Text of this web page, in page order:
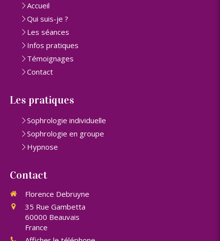
Accueil
Qui suis-je ?
Les séances
Infos pratiques
Témoignages
Contact
Les pratiques
Sophrologie individuelle
Sophrologie en groupe
Hypnose
Contact
Florence Debruyne
35 Rue Gambetta
60000 Beauvais
France